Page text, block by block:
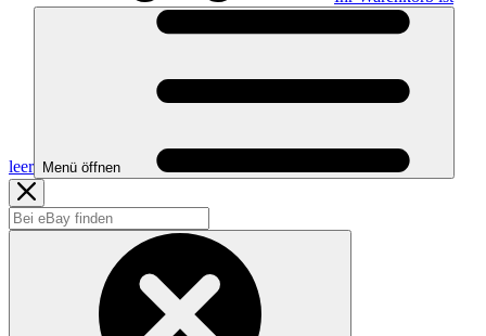
leer Menü öffnen